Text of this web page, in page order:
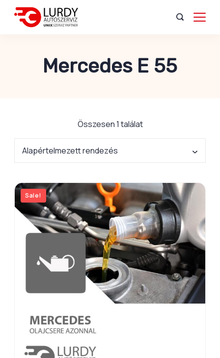
Mercedes E 55
Összesen 1 találat
Sale!